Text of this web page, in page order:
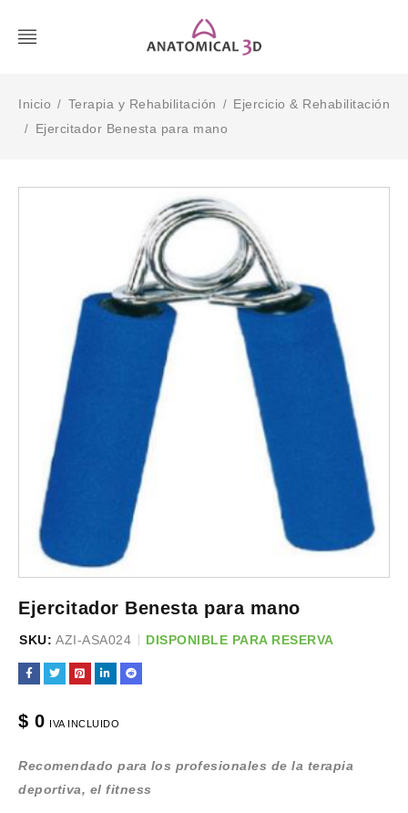
Inicio / Terapia y Rehabilitación / Ejercicio & Rehabilitación
/ Ejercitador Benesta para mano
Ejercitador Benesta para mano
SKU: AZI-ASA024 DISPONIBLE PARA RESERVA
$ 0 IVA INCLUIDO
Recomendado para los profesionales de la terapia
deportiva, el fitness